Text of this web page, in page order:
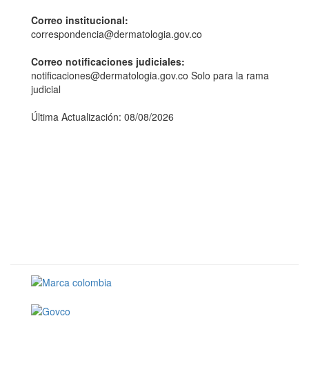
Correo institucional:
correspondencia@dermatologia.gov.co
Correo notificaciones judiciales:
notificaciones@dermatologia.gov.co Solo para la rama
judicial
Última Actualización: 08/08/2026